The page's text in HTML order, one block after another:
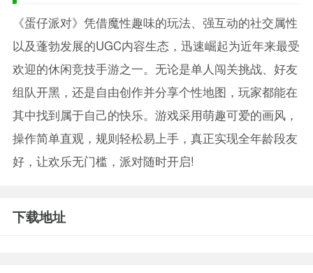
《蛋仔派对》凭借魔性趣味的玩法、强互动的社交属性
以及蓬勃发展的UGC内容生态，迅速崛起为近年来最受
欢迎的休闲竞技手游之一。无论是单人闯关挑战、好友
组队开黑，还是自由创作并分享个性地图，玩家都能在
其中找到属于自己的快乐。游戏采用萌趣可爱的画风，
操作简单直观，规则轻松易上手，真正实现全年龄段友
好，让欢乐无门槛，派对随时开启!
下载地址